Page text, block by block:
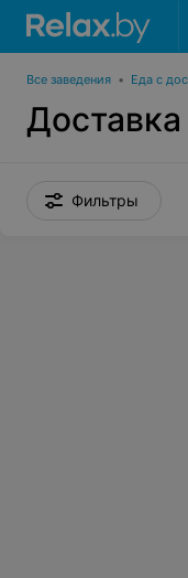
Все заведения • Еда с
Фильтры